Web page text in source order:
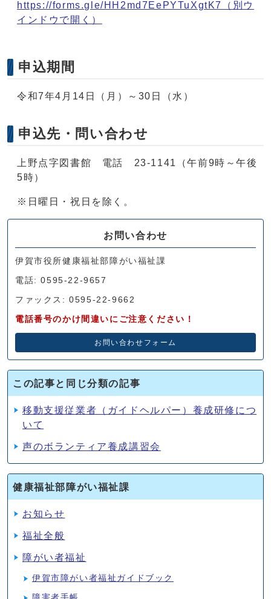
https://forms.gle/HH2md7EePYTuXgtK7
（別ウ
インドウで開く）
申込期間
令和7年4月14日（月）～30日（水）
申込先・問い合わせ
上野点字図書館 電話 23-1141（午前9時～午後
5時）
※日曜日・祝日を除く。
お問い合わせ
伊賀市役所健康福祉部障がい福祉課
電話: 0595-22-9657
ファックス: 0595-22-9662
電話番号のかけ間違いにご注意ください！
お問い合わせフォーム
この記事と同じ分類の記事
移動支援従業者（ガイドヘルパー）養成研修につ
いて
声のボランティア養成講習会
健康福祉部障がい福祉課
お知らせ
福祉全般
障がい者福祉
伊賀市障がい者福祉ガイドブック